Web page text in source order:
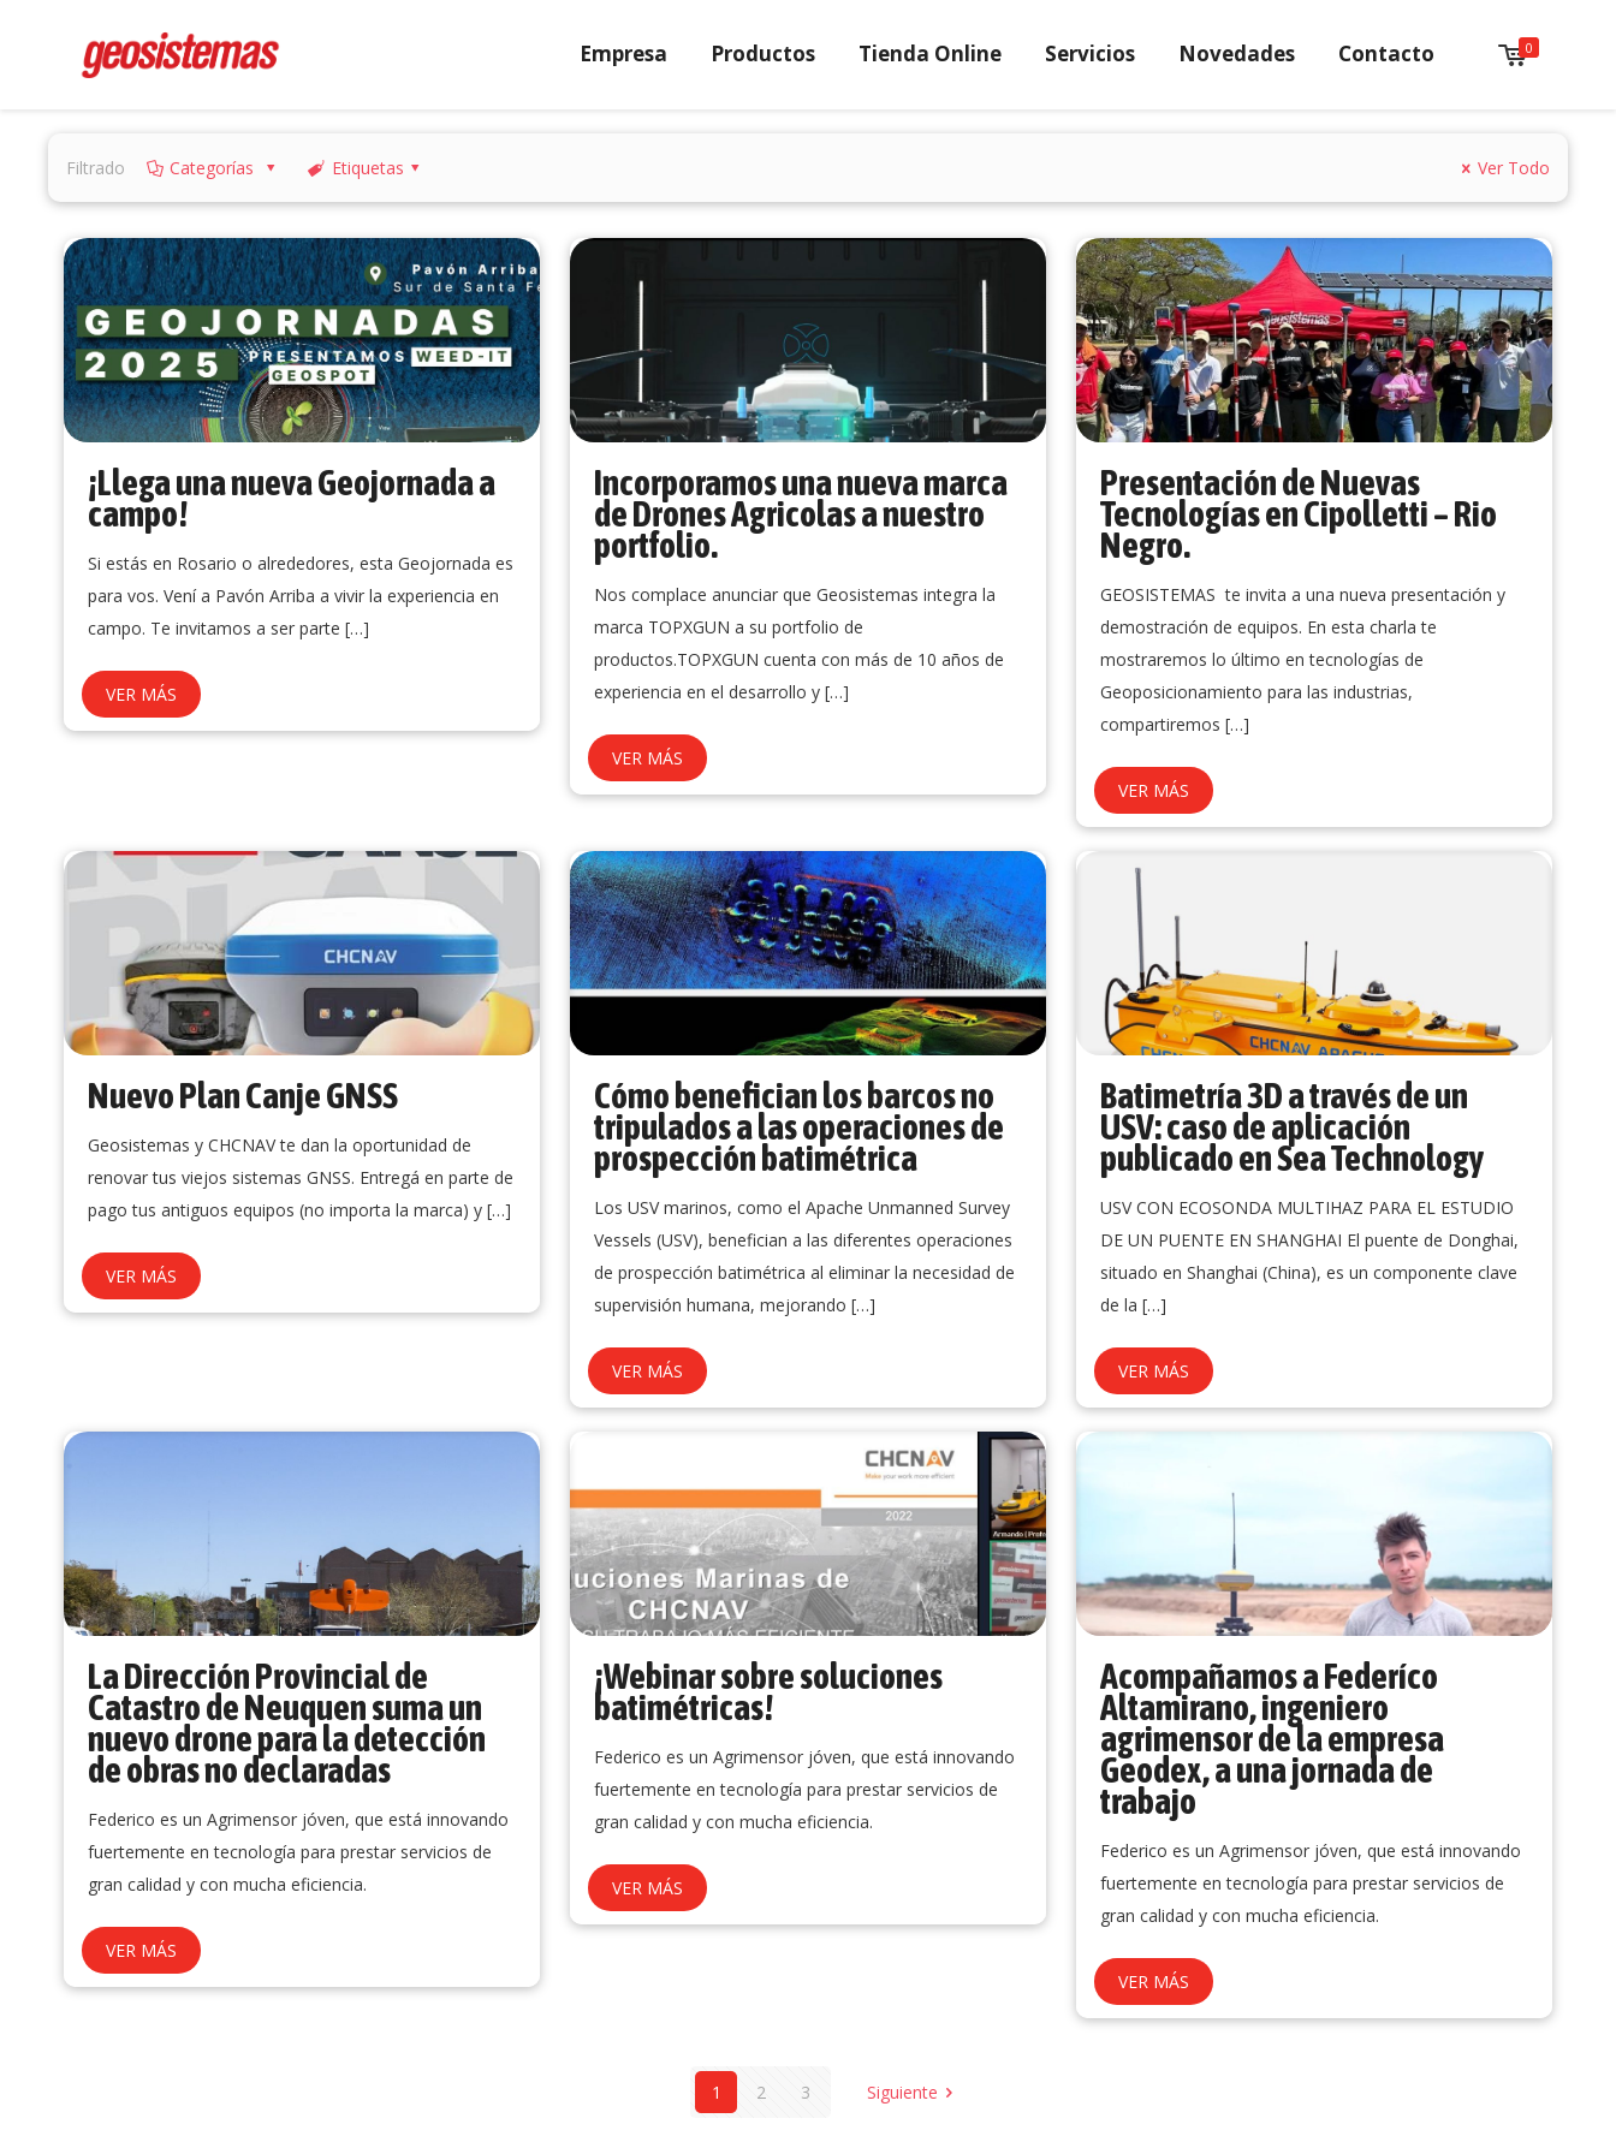
Empresa Productos Tienda Online Servicios Novedades Contacto 0
Filtrado Categorías Etiquetas Ver Todo
¡Llega una nueva Geojornada a
campo!
Si estás en Rosario o alrededores, esta Geojornada es
para vos. Vení a Pavón Arriba a vivir la experiencia en
campo. Te invitamos a ser parte […]
VER MÁS
Incorporamos una nueva marca
de Drones Agricolas a nuestro
portfolio.
Nos complace anunciar que Geosistemas integra la
marca TOPXGUN a su portfolio de
productos.TOPXGUN cuenta con más de 10 años de
experiencia en el desarrollo y[…]
VER MÁS
Presentación de Nuevas
Tecnologías en Cipolletti – Rio
Negro.
GEOSISTEMAS te invita a una nueva presentación y
demostración de equipos. En esta charla te
mostraremos lo último en tecnologías de
Geoposicionamiento para las industrias,
compartiremos […]
VER MÁS
Nuevo Plan Canje GNSS
Geosistemas y CHCNAV te dan la oportunidad de
renovar tus viejos sistemas GNSS. Entregá en parte de
pago tus antiguos equipos (no importa la marca) y[…]
VER MÁS
Cómo benefician los barcos no
tripulados a las operaciones de
prospección batimétrica
Los USV marinos, como el Apache Unmanned Survey
Vessels (USV), benefician a las diferentes operaciones
de prospección batimétrica al eliminar la necesidad de
supervisión humana, mejorando […]
VER MÁS
Batimetría 3D a través de un
USV: caso de aplicación
publicado en Sea Technology
USV CON ECOSONDA MULTIHAZ PARA EL ESTUDIO
DE UN PUENTE EN SHANGHAI El puente de Donghai,
situado en Shanghai (China), es un componente clave
de la […]
VER MÁS
La Dirección Provincial de
Catastro de Neuquen suma un
nuevo drone para la detección
de obras no declaradas
Federico es un Agrimensor jóven, que está innovando
fuertemente en tecnología para prestar servicios de
gran calidad y con mucha eficiencia.
VER MÁS
¡Webinar sobre soluciones
batimétricas!
Federico es un Agrimensor jóven, que está innovando
fuertemente en tecnología para prestar servicios de
gran calidad y con mucha eficiencia.
VER MÁS
Acompañamos a Federíco
Altamirano, ingeniero
agrimensor de la empresa
Geodex, a una jornada de
trabajo
Federico es un Agrimensor jóven, que está innovando
fuertemente en tecnología para prestar servicios de
gran calidad y con mucha eficiencia.
VER MÁS
1 2 3 Siguiente